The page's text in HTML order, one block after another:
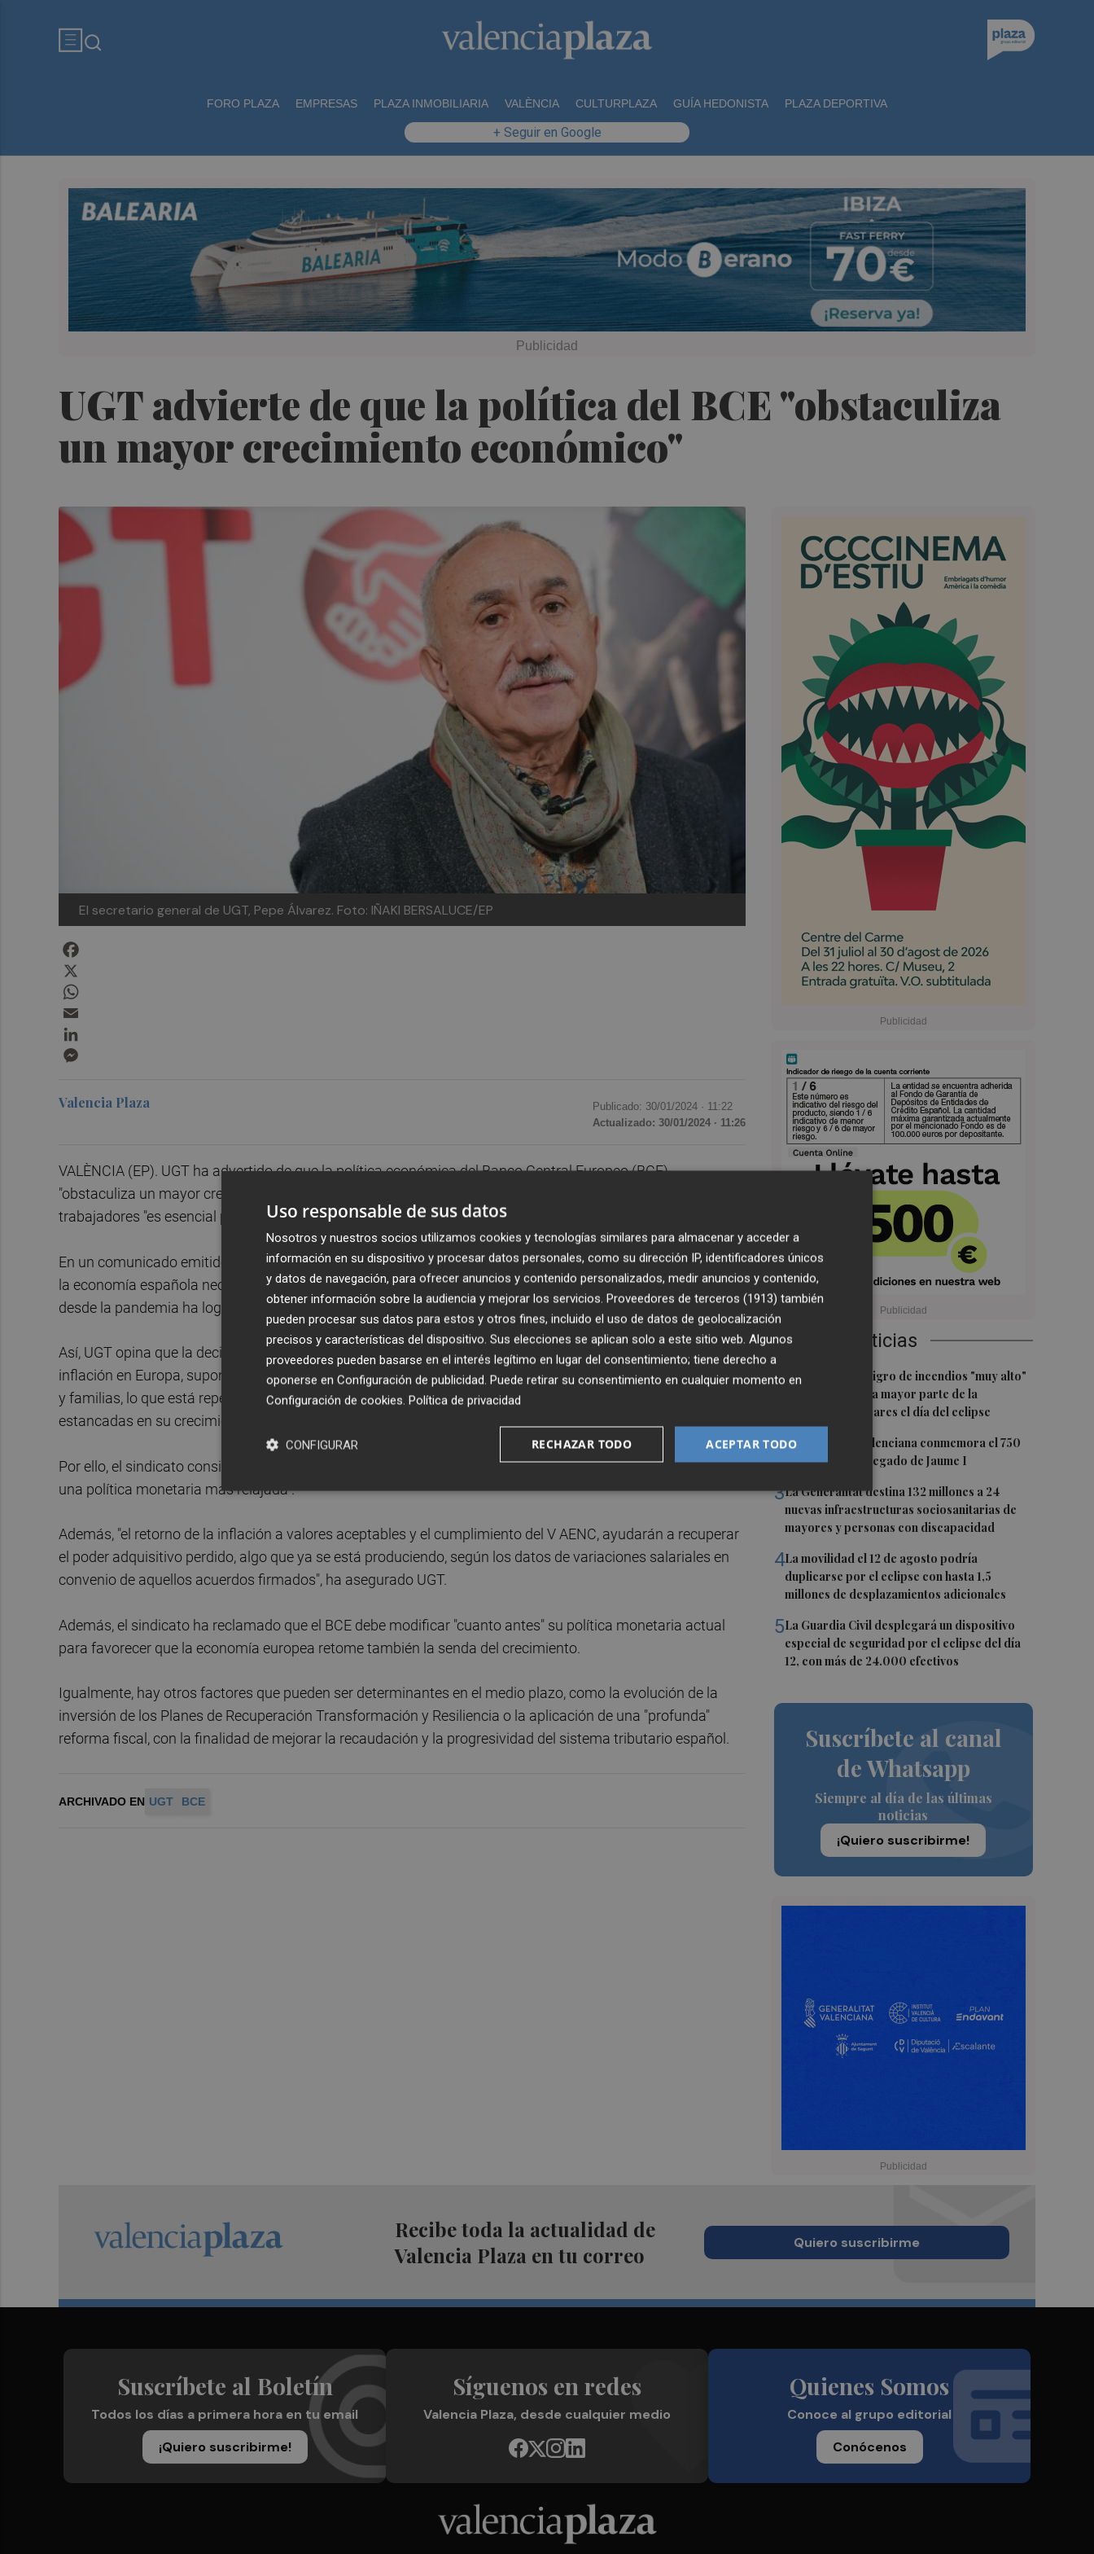
FORO PLAZA EMPRESAS PLAZA INMOBILIARIA VALÈNCIA CULTURPLAZA GUÍA HEDONISTA PLAZA DEPORTIVA
+ Seguir en Google
UGT advierte de que la política del BCE "obstaculiza
un mayor crecimiento económico"
El secretario general de UGT, Pepe Álvarez. Foto: IÑAKI BERSALUCE/EP
Últimas Noticias
1 Aemet prevé peligro de incendios "muy alto"
o "extremo" en la mayor parte de la
Península y Baleares el día del eclipse
2La Biblioteca Valenciana conmemora el 750
aniversario del legado de Jaume I
3La Generalitat destina 132 millones a 24
nuevas infraestructuras sociosanitarias de
mayores y personas con discapacidad
4La movilidad el 12 de agosto podría
duplicarse por el eclipse con hasta 1,5
millones de desplazamientos adicionales
5La Guardia Civil desplegará un dispositivo
especial de seguridad por el eclipse del día
12, con más de 24.000 efectivos
Suscríbete al canal
de Whatsapp
Siempre al día de las últimas
noticias
¡Quiero suscribirme!
Valencia Plaza Publicado: 30/01/2024 · 11:22
Actualizado: 30/01/2024 · 11:26
VALÈNCIA (EP). UGT ha advertido de que la política económica del Banco Central Europeo (BCE)
"obstaculiza un mayor crecimiento económico" y ha defendido que impulsar la capacidad adquisitiva de los
trabajadores "es esencial para reforzar la economía".
En un comunicado emitido este martes tras conocerse el último dato del PIB, el sindicato ha declarado que
la economía española necesita un apoyo decidido para poder continuar con su crecimiento económico, "que
desde la pandemia ha logrado mejorar todas las previsiones".
Así, UGT opina que la decisión del BCE de mantener los tipos en el 4,5%, a pesar de que se ha moderado la
inflación en Europa, supone una política "que ejerce de obstáculo al dificultar el acceso al crédito a empresas
y familias, lo que está repercutiendo en mayor medida sobre muchas economías europeas que están
estancadas en su crecimiento o al borde de la recesión".
Por ello, el sindicato considera que el año 2024 "puede ser notablemente mejor si el BCE decide recuperar
una política monetaria más relajada".
Además, "el retorno de la inflación a valores aceptables y el cumplimiento del V AENC, ayudarán a recuperar
el poder adquisitivo perdido, algo que ya se está produciendo, según los datos de variaciones salariales en
convenio de aquellos acuerdos firmados", ha asegurado UGT.
Además, el sindicato ha reclamado que el BCE debe modificar "cuanto antes" su política monetaria actual
para favorecer que la economía europea retome también la senda del crecimiento.
Igualmente, hay otros factores que pueden ser determinantes en el medio plazo, como la evolución de la
inversión de los Planes de Recuperación Transformación y Resiliencia o la aplicación de una "profunda"
reforma fiscal, con la finalidad de mejorar la recaudación y la progresividad del sistema tributario español.
ARCHIVADO EN UGT BCE
Recibe toda la actualidad de
Valencia Plaza en tu correo
Quiero suscribirme
Suscríbete al Boletín
Todos los días a primera hora en tu email
¡Quiero suscribirme!
Síguenos en redes
Valencia Plaza, desde cualquier medio
Quienes Somos
Conoce al grupo editorial
Conócenos
Uso responsable de sus datos
Nosotros y nuestros socios utilizamos cookies y tecnologías similares para almacenar y acceder a
información en su dispositivo y procesar datos personales, como su dirección IP, identificadores únicos
y datos de navegación, para ofrecer anuncios y contenido personalizados, medir anuncios y contenido,
obtener información sobre la audiencia y mejorar los servicios. Proveedores de terceros (1913) también
pueden procesar sus datos para estos y otros fines, incluido el uso de datos de geolocalización
precisos y características del dispositivo. Sus elecciones se aplican solo a este sitio web. Algunos
proveedores pueden basarse en el interés legítimo en lugar del consentimiento; tiene derecho a
oponerse en Configuración de publicidad. Puede retirar su consentimiento en cualquier momento en
Configuración de cookies. Política de privacidad
ACEPTAR TODO
RECHAZAR TODO
CONFIGURAR